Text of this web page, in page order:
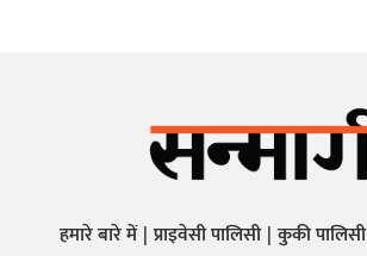
हमारे बारे में प्राइवेसी पालिसी कुकी पालिसी